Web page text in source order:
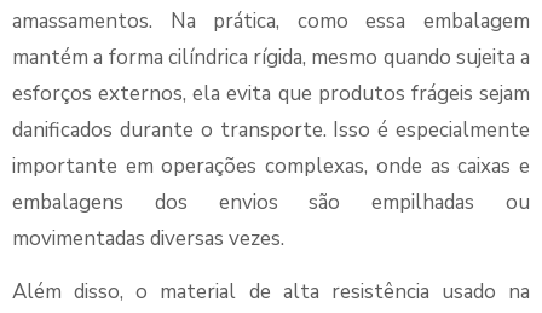
amassamentos. Na prática, como essa embalagem
mantém a forma cilíndrica rígida, mesmo quando sujeita a
esforços externos, ela evita que produtos frágeis sejam
danificados durante o transporte. Isso é especialmente
importante em operações complexas, onde as caixas e
embalagens dos envios são empilhadas ou
movimentadas diversas vezes.
Além disso, o material de alta resistência usado na